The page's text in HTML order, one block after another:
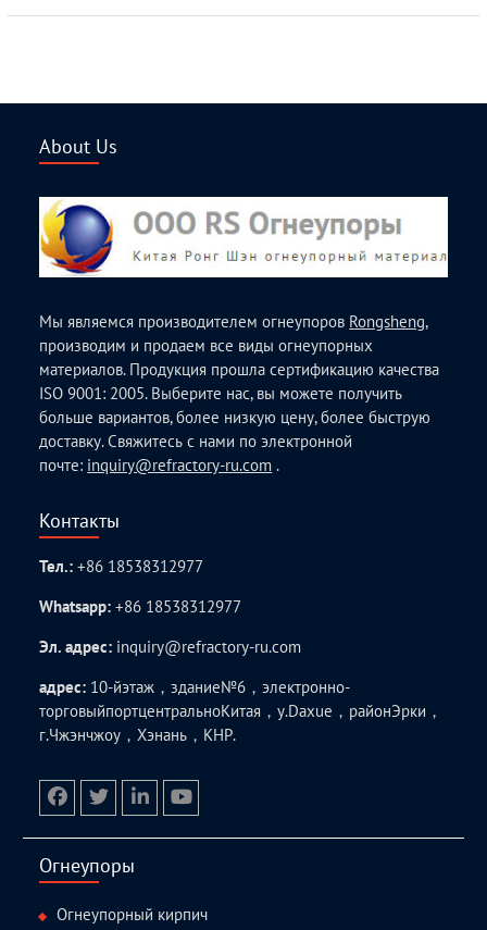
About Us
Мы являемся производителем огнеупоров Rongsheng,
производим и продаем все виды огнеупорных
материалов. Продукция прошла сертификацию качества
ISO 9001: 2005. Выберите нас, вы можете получить
больше вариантов, более низкую цену, более быструю
доставку. Свяжитесь с нами по электронной
почте: inquiry@refractory-ru.com .
Контакты
Тел.:+86 18538312977
Whatsapp:+86 18538312977
Эл. адрес: inquiry@refractory-ru.com
адрес: 10-йэтаж，здание№6，электронно-
торговыйпортцентральноКитая，у.Daxue，районЭрки，
г.Чжэнчжоу，Хэнань，КНР.
Огнеупоры
Огнеупорный кирпич